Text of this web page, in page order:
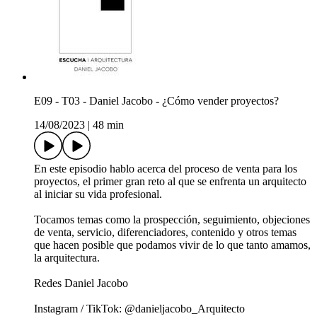
E09 - T03 - Daniel Jacobo - ¿Cómo vender proyectos?
14/08/2023
48 min
En este episodio hablo acerca del proceso de venta para los
proyectos, el primer gran reto al que se enfrenta un arquitecto
al iniciar su vida profesional.
Tocamos temas como la prospección, seguimiento, objeciones
de venta, servicio, diferenciadores, contenido y otros temas
que hacen posible que podamos vivir de lo que tanto amamos,
la arquitectura.
Redes Daniel Jacobo
Instagram / TikTok: @danieljacobo_Arquitecto